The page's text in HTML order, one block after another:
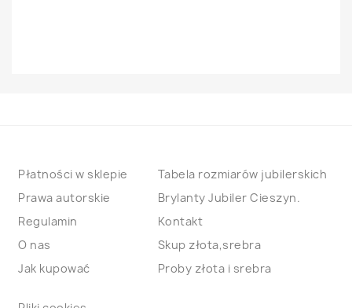
Płatności w sklepie
Prawa autorskie
Regulamin
O nas
Jak kupować
Tabela rozmiarów jubilerskich
Brylanty Jubiler Cieszyn.
Kontakt
Skup złota,srebra
Proby złota i srebra